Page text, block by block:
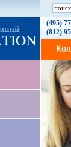
(495)
(812)